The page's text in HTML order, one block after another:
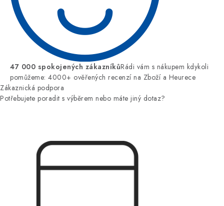
47 000 spokojených zákazníkůRádi vám s nákupem kdykoli
pomůžeme: 4000+ ověřených recenzí na Zboží a Heurece
Zákaznická podpora
Potřebujete poradit s výběrem nebo máte jiný dotaz?